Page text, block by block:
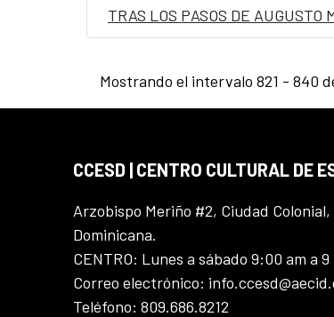
TRAS LOS PASOS DE AUGUSTO
Mostrando el intervalo 821 - 840
CCESD | CENTRO CULTURAL DE
Arzobispo Meriño #2, Ciudad
Dominicana.
CENTRO: Lunes a sábado 9:00 am a
Correo electrónico:
Teléfono: 809.686.8212